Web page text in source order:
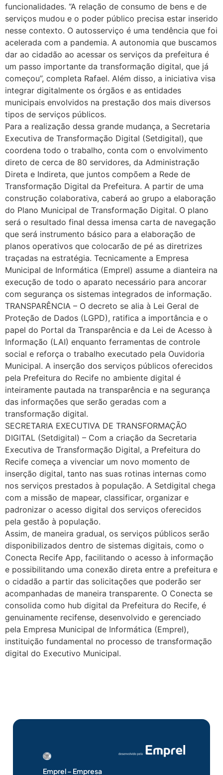
funcionalidades. “A relação de consumo de bens e de
serviços mudou e o poder público precisa estar inserido
nesse contexto. O autosserviço é uma tendência que foi
acelerada com a pandemia. A autonomia que buscamos
dar ao cidadão ao acessar os serviços da prefeitura é
um passo importante da transformação digital, que já
começou”, completa Rafael. Além disso, a iniciativa visa
integrar digitalmente os órgãos e as entidades
municipais envolvidos na prestação dos mais diversos
tipos de serviços públicos.
Para a realização dessa grande mudança, a Secretaria
Executiva de Transformação Digital (Setdigital), que
coordena todo o trabalho, conta com o envolvimento
direto de cerca de 80 servidores, da Administração
Direta e Indireta, que juntos compõem a Rede de
Transformação Digital da Prefeitura. A partir de uma
construção colaborativa, caberá ao grupo a elaboração
do Plano Municipal de Transformação Digital. O plano
será o resultado final dessa imensa carta de navegação
que será instrumento básico para a elaboração de
planos operativos que colocarão de pé as diretrizes
traçadas na estratégia. Tecnicamente a Empresa
Municipal de Informática (Emprel) assume a dianteira na
execução de todo o aparato necessário para ancorar
com segurança os sistemas integrados de informação.
TRANSPARÊNCIA – O decreto se alia à Lei Geral de
Proteção de Dados (LGPD), ratifica a importância e o
papel do Portal da Transparência e da Lei de Acesso à
Informação (LAI) enquanto ferramentas de controle
social e reforça o trabalho executado pela Ouvidoria
Municipal. A inserção dos serviços públicos oferecidos
pela Prefeitura do Recife no ambiente digital é
inteiramente pautada na transparência e na segurança
das informações que serão geradas com a
transformação digital.
SECRETARIA EXECUTIVA DE TRANSFORMAÇÃO
DIGITAL (Setdigital) – Com a criação da Secretaria
Executiva de Transformação Digital, a Prefeitura do
Recife começa a vivenciar um novo momento de
inserção digital, tanto nas suas rotinas internas como
nos serviços prestados à população. A Setdigital chega
com a missão de mapear, classificar, organizar e
padronizar o acesso digital dos serviços oferecidos
pela gestão à população.
Assim, de maneira gradual, os serviços públicos serão
disponibilizados dentro de sistemas digitais, como o
Conecta Recife App, facilitando o acesso à informação
e possibilitando uma conexão direta entre a prefeitura e
o cidadão a partir das solicitações que poderão ser
acompanhadas de maneira transparente. O Conecta se
consolida como hub digital da Prefeitura do Recife, é
genuinamente recifense, desenvolvido e gerenciado
pela Empresa Municipal de Informática (Emprel),
instituição fundamental no processo de transformação
digital do Executivo Municipal.
Emprel – Empresa